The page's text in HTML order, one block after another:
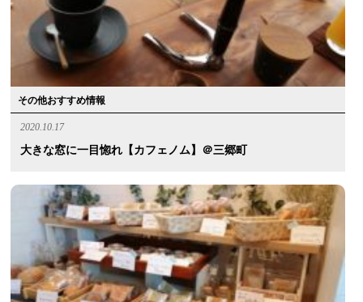
その他おすすめ情報
2020.10.17
大きな窓に一目惚れ【カフェノム】＠三郷町